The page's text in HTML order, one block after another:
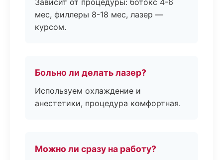
Зависит от процедуры: ботокс 4-6
мес, филлеры 8-18 мес, лазер —
курсом.
Больно ли делать лазер?
Используем охлаждение и
анестетики, процедура комфортная.
Можно ли сразу на работу?